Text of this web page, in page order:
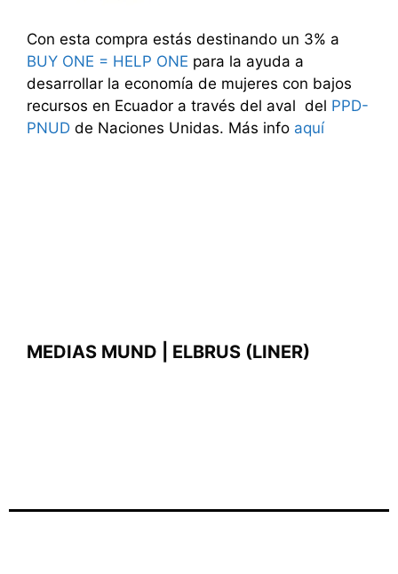
Con esta compra estás destinando un 3% a
BUY ONE = HELP ONE para la ayuda a
desarrollar la economía de mujeres con bajos
recursos en Ecuador a través del aval del PPD-
PNUD de Naciones Unidas. Más info aquí
MEDIAS MUND | ELBRUS (LINER)